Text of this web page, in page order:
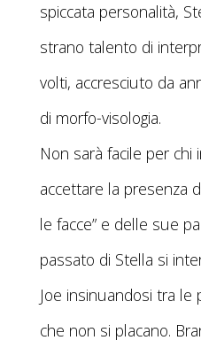
spiccata personalità,
strano talento di
volti, accresciuto da
di morfo-visologia.
Non sarà facile per chi
accettare la presenza
le facce” e delle sue
passato di Stella si
Joe insinuandosi tra le
che non si placano.